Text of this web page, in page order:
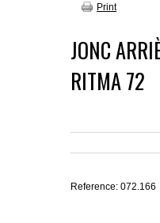
Print
JONC
RITMA 72
Reference: 072.166